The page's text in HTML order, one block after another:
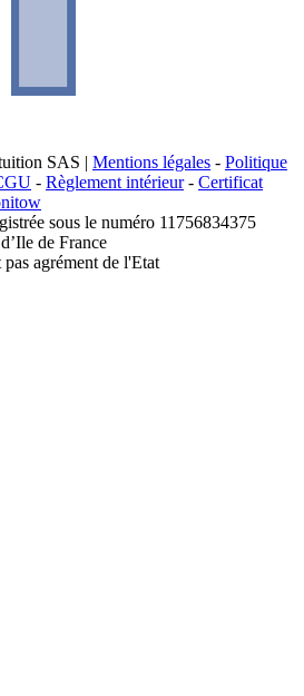
SAS | Mentions légales - Politique
- Règlement intérieur- Certificat
sous le numéro 11756834375
de France
agrément de l'Etat